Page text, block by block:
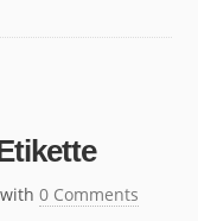
with 0 Comments